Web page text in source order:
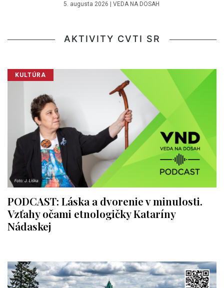
5. augusta 2026 VEDA NA DOSAH
AKTIVITY CVTI SR
KULTÚRA
PODCAST: Láska a dvorenie v minulosti.
Vzťahy očami etnologičky Kataríny
Nádaskej